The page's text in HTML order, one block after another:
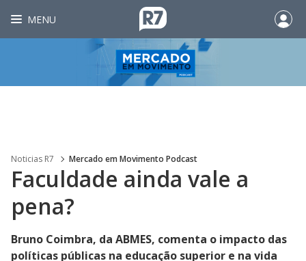
MENU
Noticias R7 Mercado em Movimento Podcast
Faculdade ainda vale a
pena?
Bruno Coimbra, da ABMES, comenta o impacto das
políticas públicas na educação superior e na vida